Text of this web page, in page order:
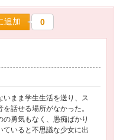
追加 0
いまま学生生活を送り、ス
話せる場所がなかった。
の勇気もなく、愚痴ばかり
ていると不思議な少女に出